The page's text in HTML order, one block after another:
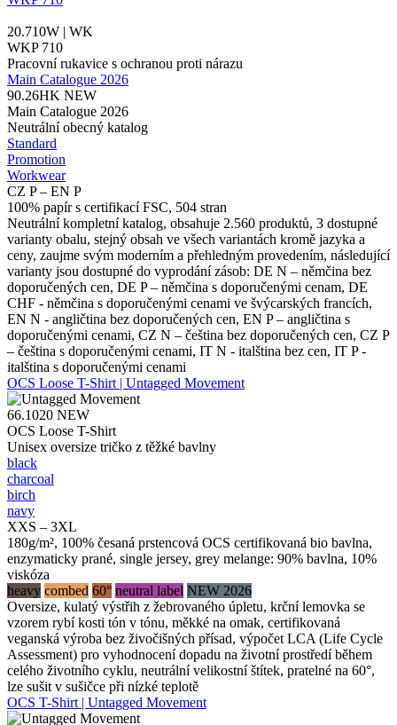
20.710W | WK
WKP 710
Pracovní rukavice s ochranou proti nárazu
Main Catalogue 2026
90.26HK NEW
Main Catalogue 2026
Neutrální obecný katalog
Standard
Promotion
Workwear
CZ P – EN P
100% papír s certifikací FSC, 504 stran
Neutrální kompletní katalog, obsahuje 2.560 produktů, 3 dostupné
varianty obalu, stejný obsah ve všech variantách kromě jazyka a
ceny, zaujme svým moderním a přehledným provedením, následující
varianty jsou dostupné do vyprodání zásob: DE N – němčina bez
doporučených cen, DE P – němčina s doporučenými cenam, DE
CHF - němčina s doporučenými cenami ve švýcarských francích,
EN N - angličtina bez doporučených cen, EN P – angličtina s
doporučenými cenami, CZ N – čeština bez doporučených cen, CZ P
– čeština s doporučenými cenami, IT N - italština bez cen, IT P -
italština s doporučenými cenami
OCS Loose T-Shirt | Untagged Movement
66.1020 NEW
OCS Loose T-Shirt
Unisex oversize tričko z těžké bavlny
black
charcoal
birch
navy
XXS – 3XL
180g/m², 100% česaná prstencová OCS certifikovaná bio bavlna,
enzymaticky prané, single jersey, grey melange: 90% bavlna, 10%
viskóza
heavy combed 60° neutral label NEW 2026
Oversize, kulatý výstřih z žebrovaného úpletu, krční lemovka se
vzorem rybí kosti tón v tónu, měkké na omak, certifikovaná
veganská výroba bez živočišných přísad, výpočet LCA (Life Cycle
Assessment) pro vyhodnocení dopadu na životní prostředí během
celého životního cyklu, neutrální velikostní štítek, pratelné na 60°,
lze sušit v sušičce při nízké teplotě
OCS T-Shirt | Untagged Movement